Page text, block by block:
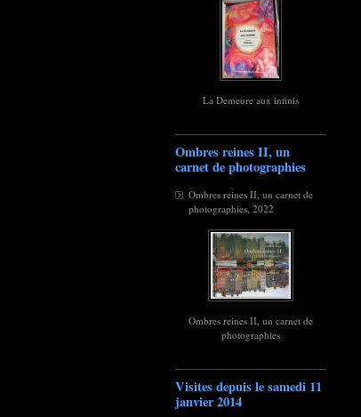
La Demeure aux infinis
Ombres reines II, un
carnet de photographies
Ombres reines II, un carnet de
photographies, 2022
Ombres reines II, un carnet de
photographies
Visites depuis le samedi 11
janvier 2014